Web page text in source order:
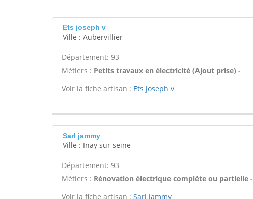
Ets joseph v
Ville : Aubervillier
Département: 93
Métiers : Petits travaux en électricité (Ajout prise) -
Voir la fiche artisan : Ets joseph v
Sarl jammy
Ville : Inay sur seine
Département: 93
Métiers : Rénovation électrique complète ou partielle -
Voir la fiche artisan : Sarl jammy